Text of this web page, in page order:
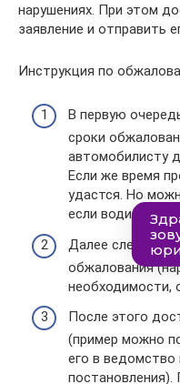
нарушениях. При этом
заявление и отправить
Инструкция по
В первую
сроки
автомобилисту
Если же время
удастся. Но
если водитель
Далее следует
обжалования
необходимости,
После этого
(пример можно
его в ведомство